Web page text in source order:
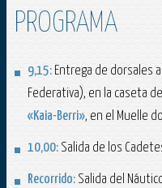
PROGRAMA
9,15: Entrega de dorsales
Federativa), en la caseta
«Kaia-Berri», en el Muelle
10,00: Salida de los
Recorrido: Salida del